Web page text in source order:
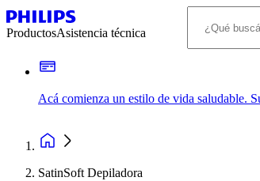
ProductosAsistencia técnica
Acá comienza un estilo de vida saludable.
SatinSoft Depiladora